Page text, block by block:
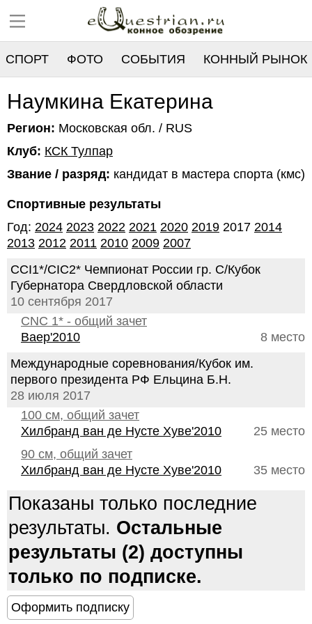
СПОРТ ФОТО СОБЫТИЯ КОННЫЙ РЫНОК
РЕЕСТР
Наумкина Екатерина
Регион: Московская обл. / RUS
Клуб: КСК Тулпар
Звание / разряд: кандидат в мастера спорта (кмс)
Спортивные результаты
Год: 2024 2023 2022 2021 2020 2019 2017 2014
2013 2012 2011 2010 2009 2007
CCI1*/CIC2* Чемпионат России гр. С/Кубок
Губернатора Свердловской области
10 сентября 2017
CNC 1* - общий зачет
8 место
Ваер'2010
Международные соревнования/Кубок им.
первого президента РФ Ельцина Б.Н.
28 июля 2017
100 см, общий зачет
25 место
Хилбранд ван де Нусте Хуве'2010
90 см, общий зачет
35 место
Хилбранд ван де Нусте Хуве'2010
Показаны только последние
результаты. Остальные
результаты (2) доступны
только по подписке.